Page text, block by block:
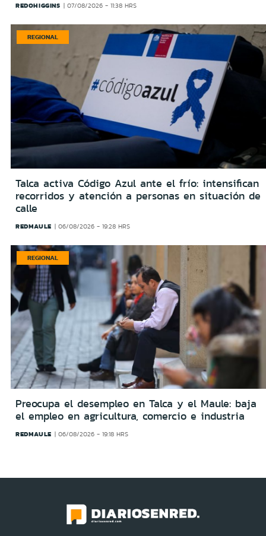
REDOHIGGINS 07/08/2026 - 11:38 HRS
REGIONAL
Talca activa Código Azul ante el frío: intensifican
recorridos y atención a personas en situación de
calle
REDMAULE 06/08/2026 - 19:28 HRS
REGIONAL
Preocupa el desempleo en Talca y el Maule: baja
el empleo en agricultura, comercio e industria
REDMAULE 06/08/2026 - 19:18 HRS